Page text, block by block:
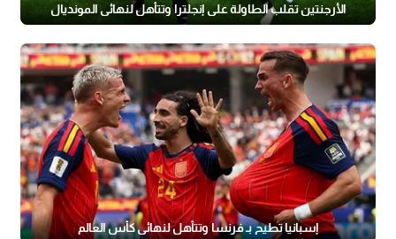
الأرجنتين تقلب الطاولة على إنجلترا وتتأهل لنهائي المونديال
إسبانيا تطيح بـ فرنسا وتتأهل لنهائي كأس العالم